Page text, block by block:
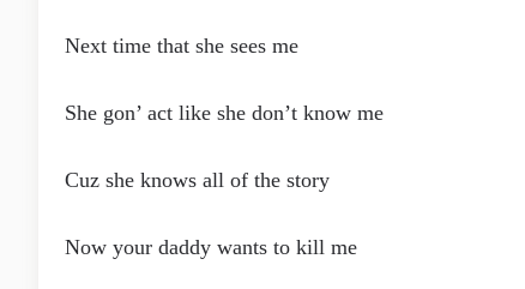
Next time that she sees me
She gon’ act like she don’t know me
Cuz she knows all of the story
Now your daddy wants to kill me